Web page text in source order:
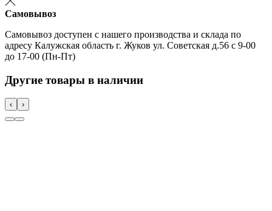
Самовывоз
Самовывоз доступен с нашего производства и склада по
адресу Калужская область г. Жуков ул. Советская д.56 с 9-00
до 17-00 (Пн-Пт)
Другие товары в наличии
‹ ›